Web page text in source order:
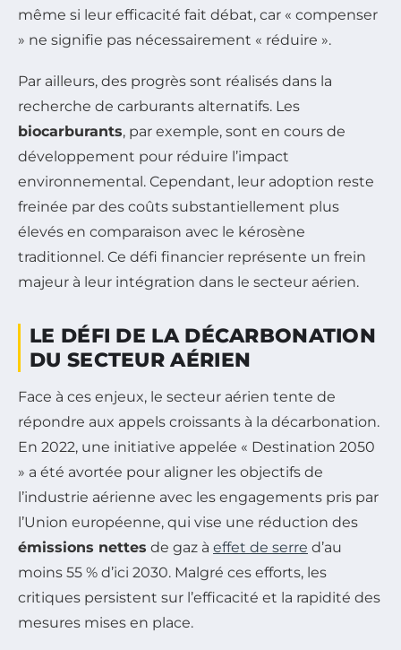
même si leur efficacité fait débat, car « compenser
» ne signifie pas nécessairement « réduire ».
Par ailleurs, des progrès sont réalisés dans la
recherche de carburants alternatifs. Les
biocarburants, par exemple, sont en cours de
développement pour réduire l’impact
environnemental. Cependant, leur adoption reste
freinée par des coûts substantiellement plus
élevés en comparaison avec le kérosène
traditionnel. Ce défi financier représente un frein
majeur à leur intégration dans le secteur aérien.
LE DÉFI DE LA DÉCARBONATION
DU SECTEUR AÉRIEN
Face à ces enjeux, le secteur aérien tente de
répondre aux appels croissants à la décarbonation.
En 2022, une initiative appelée « Destination 2050
» a été avortée pour aligner les objectifs de
l’industrie aérienne avec les engagements pris par
l’Union européenne, qui vise une réduction des
émissions nettes de gaz à effet de serre d’au
moins 55 % d’ici 2030. Malgré ces efforts, les
critiques persistent sur l’efficacité et la rapidité des
mesures mises en place.